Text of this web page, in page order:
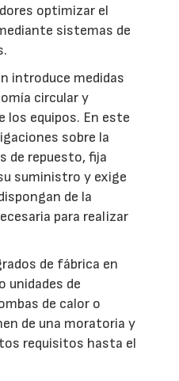
optimizar el
sistemas de
introduce medidas
circular y
los equipos. En este
sobre la
de repuesto, fija
suministro y exige
de la
para realizar
de fábrica en
unidades de
de calor o
de una moratoria y
requisitos hasta el